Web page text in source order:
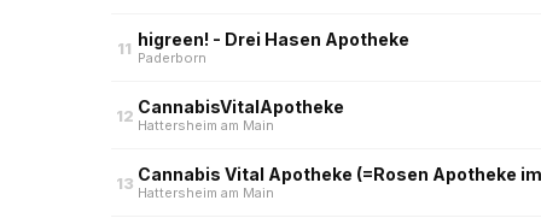
11 higreen! - Drei Hasen Apotheke
Paderborn
12 CannabisVitalApotheke
Hattersheim am Main
13 Cannabis Vital Apotheke (=Rosen Apotheke
Hattersheim am Main